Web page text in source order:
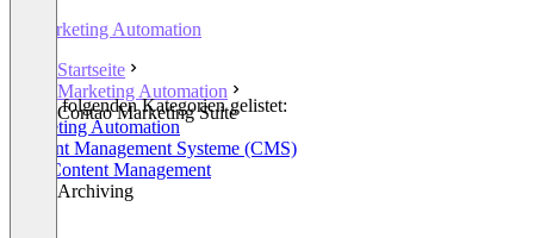
Marketing Automation
Startseite
Marketing Automation
Contao Marketing Suite
In den folgenden Kategorien gelistet:
Marketing Automation
Content Management Systeme (CMS)
Web Content Management
Email Archiving